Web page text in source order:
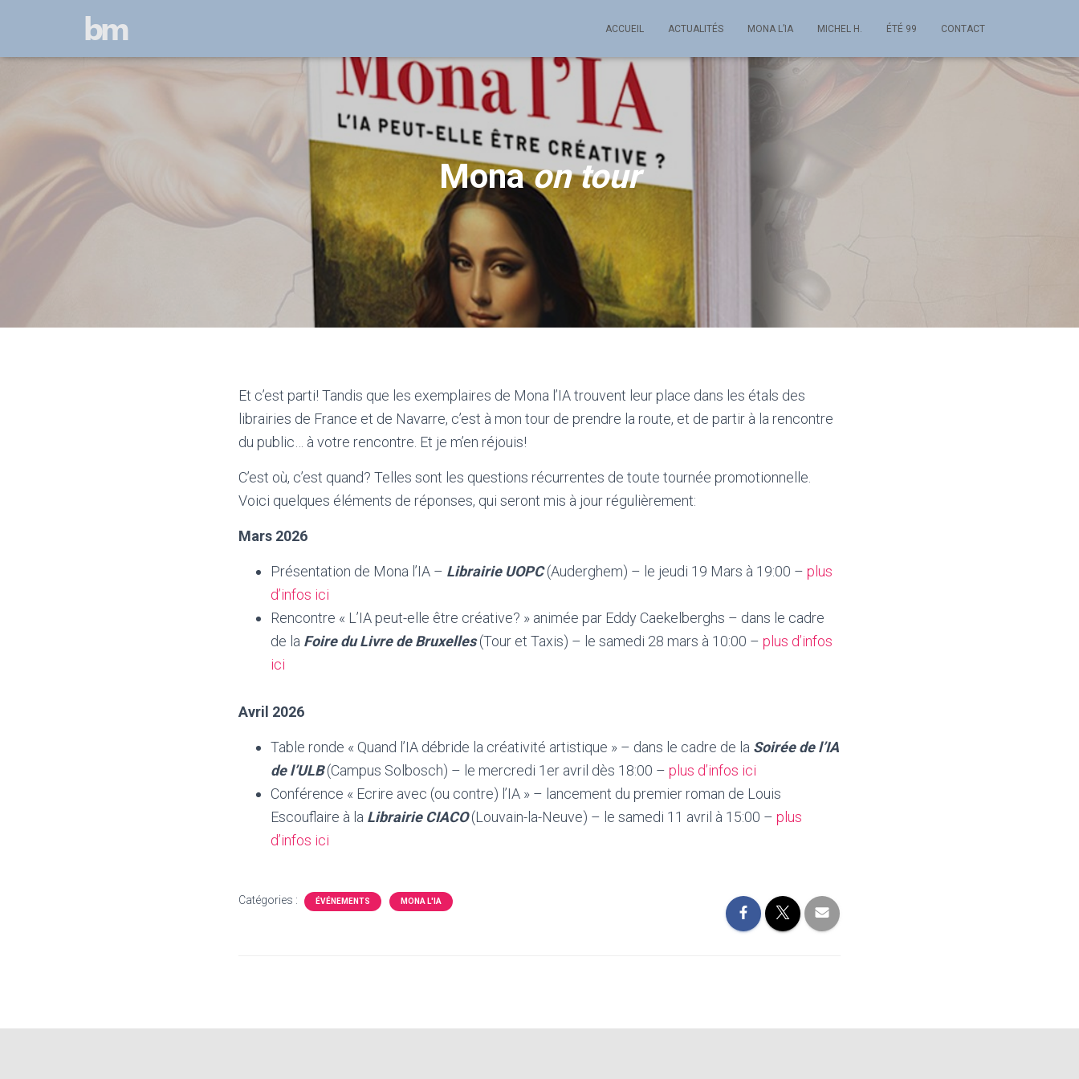
ACCUEIL ACTUALITÉS MONA L’IA MICHEL H. ÉTÉ 99 CONTACT
Monaon tour
Et c’est parti! Tandis que les exemplaires de Mona l’IA trouvent leur place dans les étals des
librairies de France et de Navarre, c’est à mon tour de prendre la route, et de partir à la rencontre
du public… à votre rencontre. Et je m’en réjouis!
C’est où, c’est quand? Telles sont les questions récurrentes de toute tournée promotionnelle.
Voici quelques éléments de réponses, qui seront mis à jour régulièrement:
Mars 2026
Présentation de Mona l’IA – Librairie UOPC(Auderghem) – le jeudi 19 Mars à 19:00 – plus
d’infos ici
Rencontre « L’IA peut-elle être créative? » animée par Eddy Caekelberghs – dans le cadre
de la Foire du Livre de Bruxelles(Tour et Taxis) – le samedi 28 mars à 10:00 – plus d’infos
ici
Avril 2026
Table ronde « Quand l’IA débride la créativité artistique » – dans le cadre de la Soirée de l’IA
de l’ULB(Campus Solbosch) – le mercredi 1er avril dès 18:00 – plus d’infos ici
Conférence « Ecrire avec (ou contre) l’IA » – lancement du premier roman de Louis
Escouflaire à la Librairie CIACO(Louvain-la-Neuve) – le samedi 11 avril à 15:00 – plus
d’infos ici
Catégories : ÉVÉNEMENTS MONA L'IA